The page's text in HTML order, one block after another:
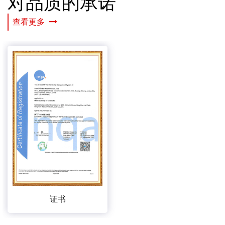
查看更多
证书